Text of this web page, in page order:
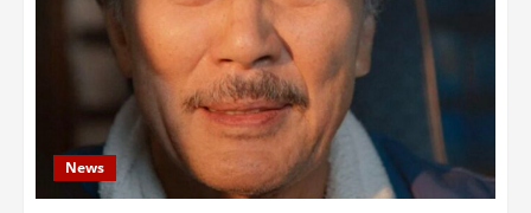
News